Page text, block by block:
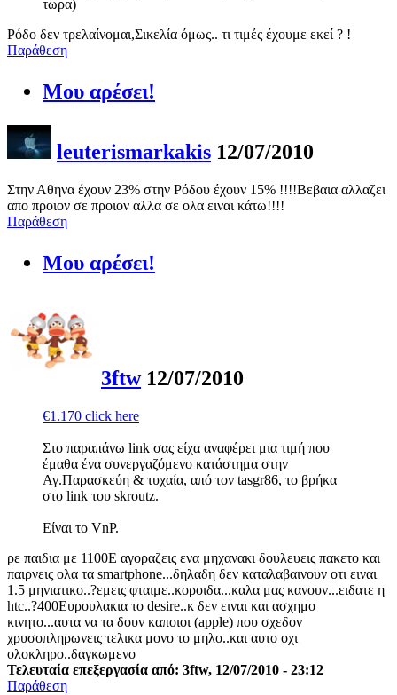
τωρα)
Ρόδο δεν τρελαίνομαι,Σικελία όμως.. τι τιμές έχουμε εκεί ? !
Παράθεση
Μου αρέσει!
leuterismarkakis 12/07/2010
Στην Αθηνα έχουν 23% στην Ρόδου έχουν 15% !!!!Βεβαια αλλαζει
απο προιον σε προιον αλλα σε ολα ειναι κάτω!!!!
Παράθεση
Μου αρέσει!
3ftw 12/07/2010
€1.170 click here
Στο παραπάνω link σας είχα αναφέρει μια τιμή που
έμαθα ένα συνεργαζόμενο κατάστημα στην
Αγ.Παρασκεύη & τυχαία, από τον tasgr86, το βρήκα
στο link του skroutz.
Είναι το VnP.
ρε παιδια με 1100Ε αγοραζεις ενα μηχανακι δουλευεις πακετο και
παιρνεις ολα τα smartphone...δηλαδη δεν καταλαβαινουν οτι ειναι
1.5 μηνιατικο..?εμεις φταιμε..κοροιδα...καλα μας κανουν...ειδατε η
htc..?400Ευρουλακια το desire..κ δεν ειναι και ασχημο
κινητο...αυτα να τα δουν καποιοι (apple) που σχεδον
χρυσοπληρωνεις τελικα μονο το μηλο..και αυτο οχι
ολοκληρο..δαγκωμενο
Τελευταία επεξεργασία από: 3ftw, 12/07/2010 - 23:12
Παράθεση